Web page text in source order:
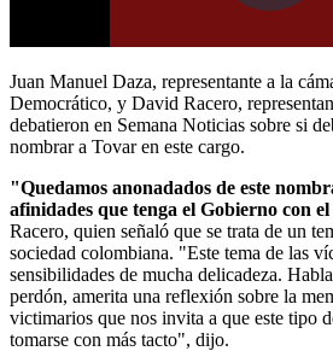
Juan Manuel Daza, representante a la
Democrático, y David Racero,
debatieron en Semana Noticias sobre si
nombrar a Tovar en este cargo.
"Quedamos anonadados de este
afinidades que tenga el Gobierno con
Racero, quien señaló que se trata de un
sociedad colombiana. "Este tema de las
sensibilidades de mucha delicadeza.
perdón, amerita una reflexión sobre la
victimarios que nos invita a que este tipo
tomarse con más tacto", dijo.